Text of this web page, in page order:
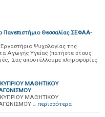
Θεσσαλίας ΣΕΦΑΑ-
Ψυχολογίας της
Αγωγής Υγείας (πατήστε στους
Σας αποστέλλουμε πληροφορίες
ΜΑΘΗΤΙΚΟΥ
ΜΑΘΗΤΙΚΟΥ
… περισσότερα